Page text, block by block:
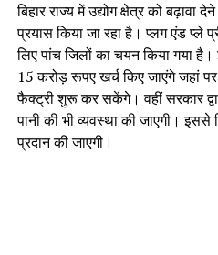
बिहार राज्य में उद्योग क्षेत्र को बढ़ावा
प्रयास किया जा रहा है। प्लग एंड प्ले
लिए पांच जिलों का चयन किया गया
15 करोड़ रूपए खर्च किए जाएंगे जहां
फैक्ट्री शुरू कर सकेंगे। वहीं सरकार
पानी की भी व्यवस्था की जाएगी। इससे
प्रदान की जाएगी।